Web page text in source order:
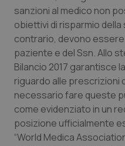
sanzioni al medico non
obiettivi di risparmio della
contrario, devono
paziente e del Ssn. Allo
Bilancio 2017 garantisce
riguardo alle prescrizioni
necessario fare queste
come evidenziato in un
posizione ufficialmente
“World Medica